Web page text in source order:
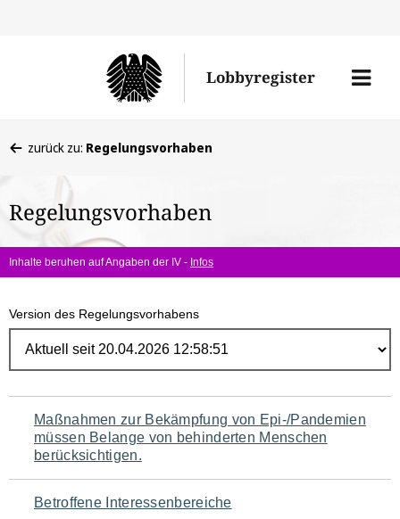
Lobbyregister
Menü
befinden
hier:
zurück zu: Regelungsvorhaben
Regelungsvorhaben
Inhalte beruhen auf Angaben der IV - Infos
Version des Regelungsvorhabens
Navigation
für
den
Maßnahmen zur Bekämpfung von Epi-/Pandemien
müssen Belange von behinderten Menschen
berücksichtigen.
Betroffene Interessenbereiche